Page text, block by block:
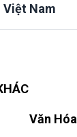
Việt Nam
Văn Hóa